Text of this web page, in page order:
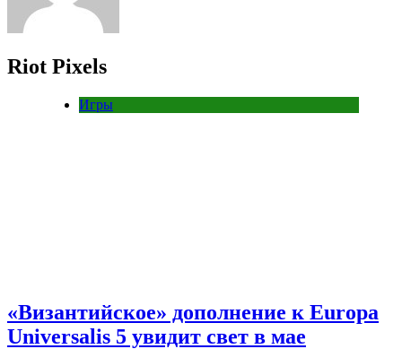
Riot Pixels
Игры
«Византийское» дополнение к Europa
Universalis 5 увидит свет в мае